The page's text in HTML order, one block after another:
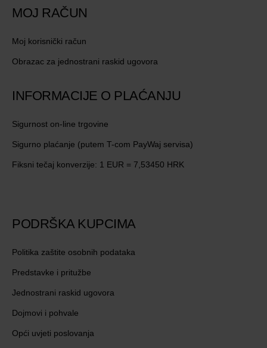
MOJ RAČUN
Moj korisnički račun
Obrazac za jednostrani raskid ugovora
INFORMACIJE O PLAĆANJU
Sigurnost on-line trgovine
Sigurno plaćanje (putem T-com PayWaj servisa)
Fiksni tečaj konverzije: 1 EUR = 7,53450 HRK
PODRŠKA KUPCIMA
Politika zaštite osobnih podataka
Predstavke i pritužbe
Jednostrani raskid ugovora
Dojmovi i pohvale
Opći uvjeti poslovanja